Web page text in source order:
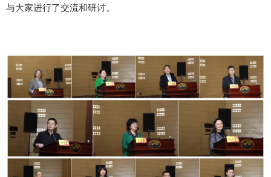
与大家进行了交流和研讨。